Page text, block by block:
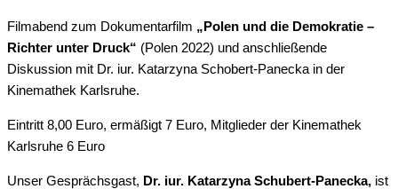
Filmabend zum Dokumentarfilm „Polen und die Demokratie –
Richter unter Druck“ (Polen 2022) und anschließende
Diskussion mit Dr. iur. Katarzyna Schobert-Panecka in der
Kinemathek Karlsruhe.
Eintritt 8,00 Euro, ermäßigt 7 Euro, Mitglieder der Kinemathek
Karlsruhe 6 Euro
Unser Gesprächsgast, Dr. iur. Katarzyna Schubert-Panecka, ist